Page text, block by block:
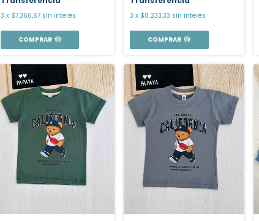
3 x $7.366,67 sin interés
COMPRAR
3 x $8.233,33 sin interés
COMPRAR